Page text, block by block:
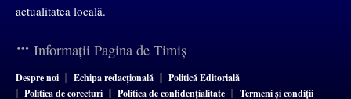
actualitatea locală.
Informații Pagina de Timiș
Despre noi Echipa redacțională
Politică Editorială
Politica de corecturi
Politica de confidențialitate Termeni și condiții